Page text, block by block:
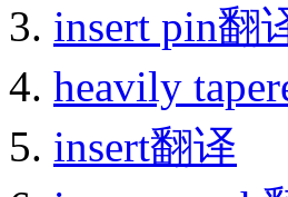
insert pin翻
heavily
insert翻译